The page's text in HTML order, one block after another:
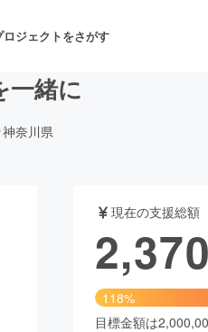
ロジェクトをさがす
舞台・パフォーマンス
フード・飲食店
一緒に
神奈川県
現在の支援総額
118%
目標金額は